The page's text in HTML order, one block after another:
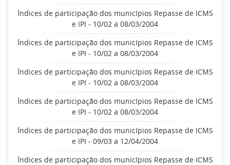
Índices de participação dos municípios Repasse de ICMS
e IPI - 10/02 a 08/03/2004
Índices de participação dos municípios Repasse de ICMS
e IPI - 10/02 a 08/03/2004
Índices de participação dos municípios Repasse de ICMS
e IPI - 10/02 a 08/03/2004
Índices de participação dos municípios Repasse de ICMS
e IPI - 10/02 a 08/03/2004
Índices de participação dos municípios Repasse de ICMS
e IPI - 09/03 a 12/04/2004
Índices de participação dos municípios Repasse de ICMS